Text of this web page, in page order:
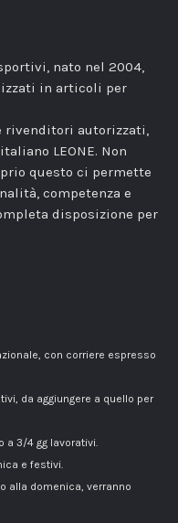
nato nel 2004,
in articoli per
rivenditori autorizzati,
LEONE. Non
questo ci permette
competenza e
disposizione per
con corriere espresso
da aggiungere a quello per
a 3/4 gg lavorativi.
e festivi.
alla domenica, verranno